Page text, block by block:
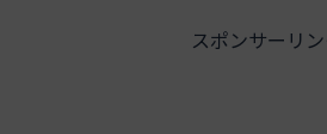
スポンサーリ